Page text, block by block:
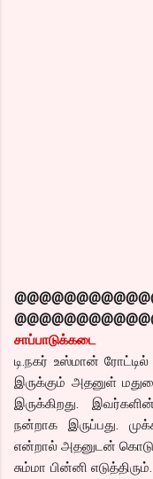
சாப்பாடுக்கடை
டி.நகர் உஸ்மான்
இருக்கும் அதனுள்
இருக்கிறது.
நன்றாக இருப்பது.
என்றால் அதனுடன்
சும்மா பின்னி